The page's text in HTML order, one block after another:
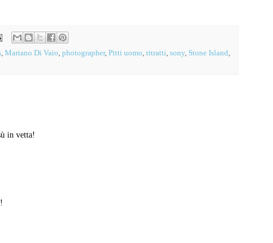
, Mariano Di Vaio, photographer, Pitti uomo, ritratti, sony, Stone Island,
in vetta!